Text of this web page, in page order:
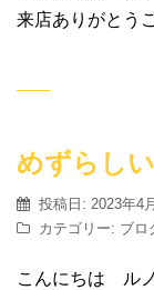
来店ありがとう
めずらしい
投稿日: 2023年4
カテゴリー: ブロ
こんにちは ル